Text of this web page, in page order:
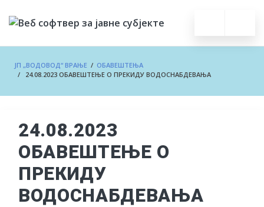
ЈП „ВОДОВОД“ ВРАЊЕ / ОБАВЕШТЕЊА
/ 24.08.2023 ОБАВЕШТЕЊЕ О ПРЕКИДУ ВОДОСНАБДЕВАЊА
24.08.2023
ОБАВЕШТЕЊЕ О
ПРЕКИДУ
ВОДОСНАБДЕВАЊА